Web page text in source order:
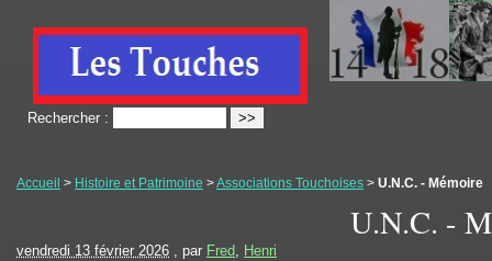
Rechercher :
Accueil > Histoire et Patrimoine >Associations Touchoises > U.N.C. - Mémoire
U.N.C. -
vendredi 13 février 2026 , par Fred, Henri